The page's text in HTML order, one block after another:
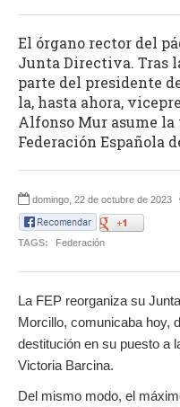
El órgano rector del
Junta Directiva. Tras
parte del presidente
la, hasta ahora,
Alfonso Mur asume
Federación Española
domingo, 22 de octubre de 2023
TAGS: Federación
La FEP reorganiza su
Morcillo, comunicaba hoy,
destitución en su puesto a
Victoria Barcina.
Del mismo modo, el